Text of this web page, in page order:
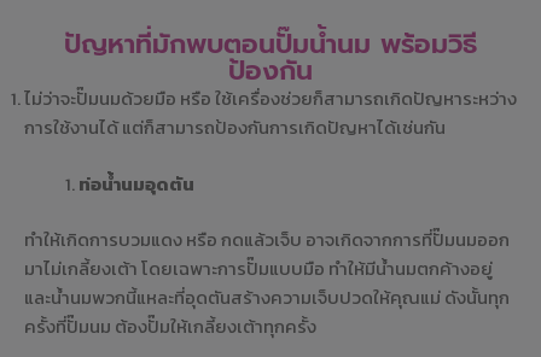
ปัญหาที่มักพบตอนปั๊มน้ำนม พร้อมวิธี
ป้องกัน
ไม่ว่าจะปั๊มนมด้วยมือ หรือ ใช้เครื่องช่วยก็สามารถเกิดปัญหาระหว่าง
การใช้งานได้ แต่ก็สามารถป้องกันการเกิดปัญหาได้เช่นกัน
ท่อน้ำนมอุดตัน
ทำให้เกิดการบวมแดง หรือ กดแล้วเจ็บ อาจเกิดจากการที่ปั๊มนมออก
มาไม่เกลี้ยงเต้า โดยเฉพาะการปั๊มแบบมือ ทำให้มีน้ำนมตกค้างอยู่
และน้ำนมพวกนี้แหละที่อุดตันสร้างความเจ็บปวดให้คุณแม่ ดังนั้นทุก
ครั้งที่ปั๊มนม ต้องปั๊มให้เกลี้ยงเต้าทุกครั้ง